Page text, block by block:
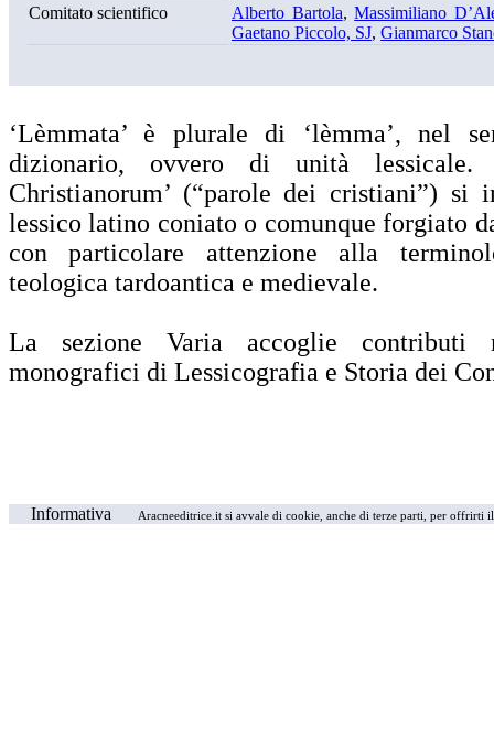
Comitato scientifico
Alberto Bartola,Massimiliano
Gaetano Piccolo, SJ, Gianmarco
‘Lèmmata’ è plurale di ‘lèmma’, nel
dizionario, ovvero di unità lessicale.
Christianorum’ (“parole dei cristiani”) si
lessico latino coniato o comunque forgiato
con particolare attenzione alla
teologica tardoantica e medievale.
La sezione Varia accoglie contributi
monografici di Lessicografia e Storia dei
Informativa Aracneeditrice.it si avvale di cookie, anche di terze parti, per